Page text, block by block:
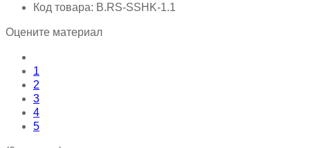
Код товара: B.RS-SSHK-1.1
Оцените материал
1
2
3
4
5